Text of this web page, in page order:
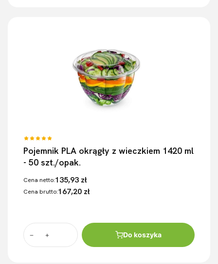
Pojemnik PLA okrągły z wieczkiem 1420 ml
- 50 szt./opak.
Cena netto:135,93 zł
Cena brutto:167,20 zł
Do koszyka